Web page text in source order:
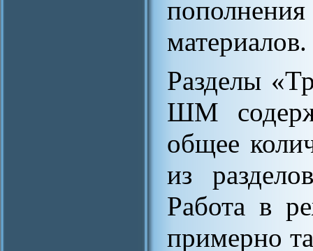
материалов.
Разделы
ШМ
общее
из
Работа в
примерно